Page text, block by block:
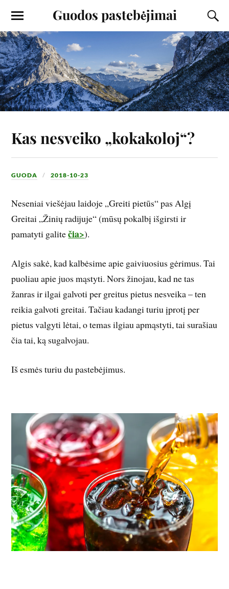
Guodos pastebėjimai
Kas nesveiko „kokakoloj“?
GUODA 2018-10-23
Neseniai viešėjau laidoje „Greiti pietūs“ pas Algį
Greitai „Žinių radijuje“ (mūsų pokalbį išgirsti ir
pamatyti galitečia>).
Algis sakė, kad kalbėsime apie gaiviuosius gėrimus. Tai
puoliau apie juos mąstyti. Nors žinojau, kad ne tas
žanras ir ilgai galvoti per greitus pietus nesveika – ten
reikia galvoti greitai. Tačiau kadangi turiu įprotį per
pietus valgyti lėtai, o temas ilgiau apmąstyti, tai surašiau
čia tai, ką sugalvojau.
Iš esmės turiu du pastebėjimus.